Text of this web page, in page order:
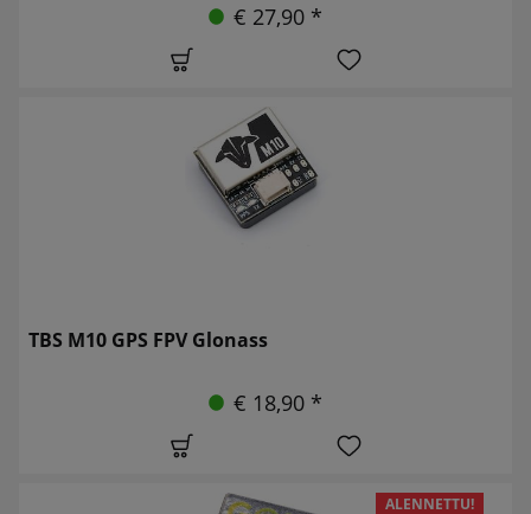
€ 27,90 *
TBS M10 GPS FPV Glonass
€ 18,90 *
ALENNETTU!